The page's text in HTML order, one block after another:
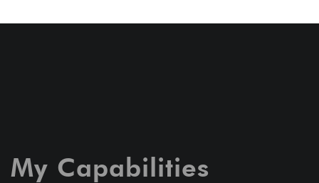
My Capabilities